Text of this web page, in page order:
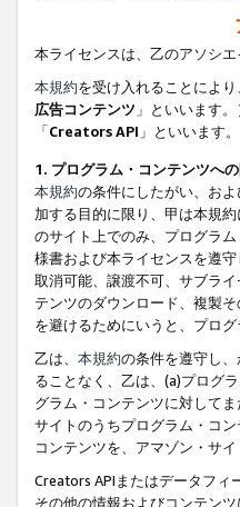
本ライセンスは、乙のアソシ
本規約を受け入れることによ
広告コンテンツ 」といいます
「Creators API 」といいます
1. プログラム・コンテンツへ
本規約の条件にしたがい、お
加する目的に限り、甲は本規
のサイト上でのみ、プログラ
様書および本ライセンスを遵
取消可能、譲渡不可、サブラ
テンツのダウンロード、複製
を避けるためにいうと、プロ
乙は、 本規約の条件を遵守し
ることなく、乙は、(a)プログ
グラム・コンテンツに対して
サイトのうちプログラム・コ
コンテンツを、アマゾン・サ
Creators APIまたはデータフィ
その他の情報およびコンテン